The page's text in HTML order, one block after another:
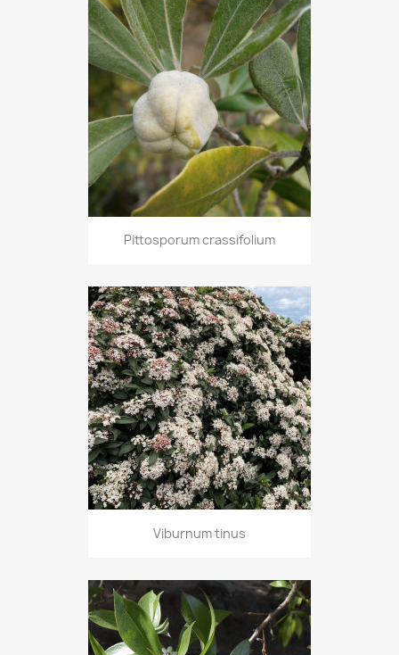
Pittosporum crassifolium
Viburnum tinus